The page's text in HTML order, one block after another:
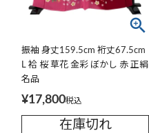
振袖 身丈159.5cm 裄丈67.5cm
L 袷 桜 草花 金彩 ぼかし 赤 正絹
名品
¥17,800税込
在庫切れ